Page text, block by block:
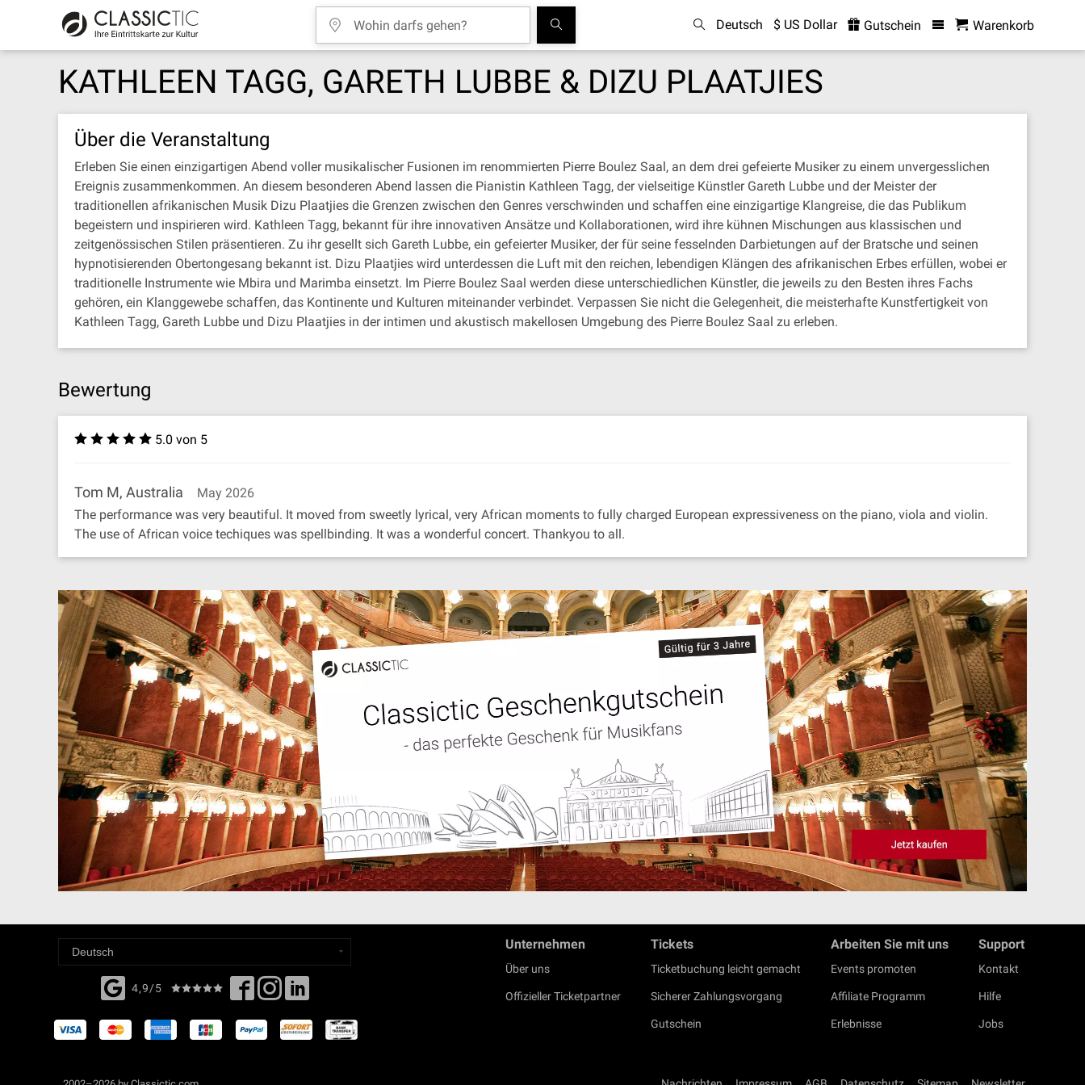
Deutsch $ US Dollar Gutschein Warenkorb
KATHLEEN TAGG, GARETH LUBBE & DIZU PLAATJIES
Über die Veranstaltung
Erleben Sie einen einzigartigen Abend voller musikalischer Fusionen im renommierten Pierre Boulez Saal, an dem drei gefeierte Musiker zu einem unvergesslichen
Ereignis zusammenkommen. An diesem besonderen Abend lassen die Pianistin Kathleen Tagg, der vielseitige Künstler Gareth Lubbe und der Meister der
traditionellen afrikanischen Musik Dizu Plaatjies die Grenzen zwischen den Genres verschwinden und schaffen eine einzigartige Klangreise, die das Publikum
begeistern und inspirieren wird. Kathleen Tagg, bekannt für ihre innovativen Ansätze und Kollaborationen, wird ihre kühnen Mischungen aus klassischen und
zeitgenössischen Stilen präsentieren. Zu ihr gesellt sich Gareth Lubbe, ein gefeierter Musiker, der für seine fesselnden Darbietungen auf der Bratsche und seinen
hypnotisierenden Obertongesang bekannt ist. Dizu Plaatjies wird unterdessen die Luft mit den reichen, lebendigen Klängen des afrikanischen Erbes erfüllen, wobei er
traditionelle Instrumente wie Mbira und Marimba einsetzt. Im Pierre Boulez Saal werden diese unterschiedlichen Künstler, die jeweils zu den Besten ihres Fachs
gehören, ein Klanggewebe schaffen, das Kontinente und Kulturen miteinander verbindet. Verpassen Sie nicht die Gelegenheit, die meisterhafte Kunstfertigkeit von
Kathleen Tagg, Gareth Lubbe und Dizu Plaatjies in der intimen und akustisch makellosen Umgebung des Pierre Boulez Saal zu erleben.
Bewertung
5.0 von 5
Tom M, Australia
May 2026
The performance was very beautiful. It moved from sweetly lyrical, very African moments to fully charged European expressiveness on the piano, viola and violin.
The use of African voice techiques was spellbinding. It was a wonderful concert. Thankyou to all.
4,9/5
Unternehmen
Über uns
Offizieller Ticketpartner
Tickets
Ticketbuchung leicht gemacht
Sicherer Zahlungsvorgang
Gutschein
Arbeiten Sie mit uns
Events promoten
Affiliate Programm
Erlebnisse
Support
Kontakt
Hilfe
Jobs